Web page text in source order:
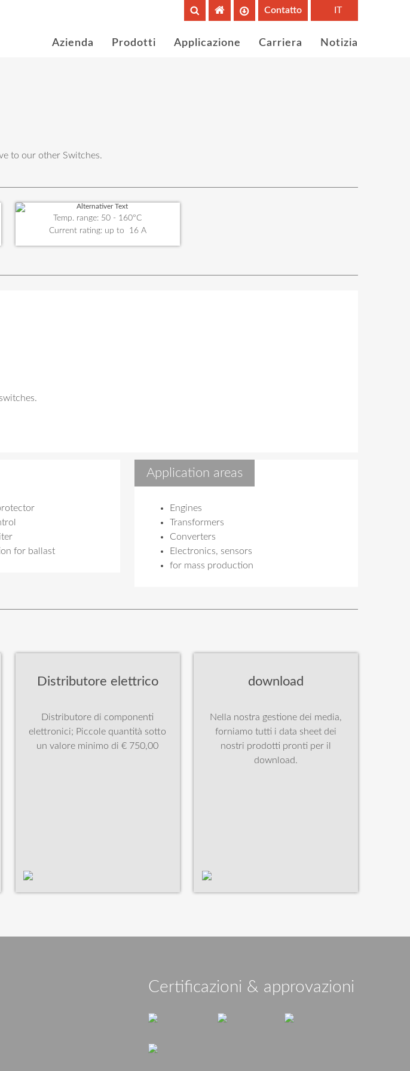
IT
Contatto
Azienda Prodotti Applicazione Carriera Notizia
to our other Switches.
Temp. range: 50 - 160°C
Current rating: up to 16 A
for ballast
Application areas
Engines
Transformers
Converters
Electronics, sensors
for mass production
Distributore elettrico
Distributore di componenti
elettronici; Piccole quantità sotto
un valore minimo di € 750,00
download
Nella nostra gestione dei media,
forniamo tutti i data sheet dei
nostri prodotti pronti per il
download.
Certificazioni & approvazioni